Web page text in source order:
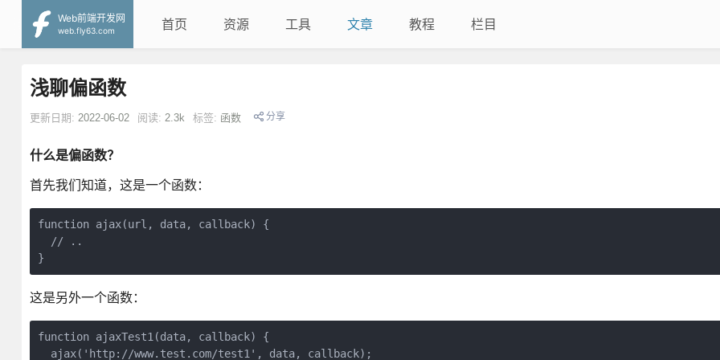
Web前端开发网
web.fly63.com
首页 资源 工具 文章 教程 栏目
浅聊偏函数
更新日期: 2022-06-02 阅读: 2.3k 标签: 函数 分享
什么是偏函数？
首先我们知道，这是一个函数：
function ajax(url, data, callback) {
  // ..
这是另外一个函数：
function ajaxTest1(data, callback) {
  ajax('http://www.test.com/test1', data, callback);